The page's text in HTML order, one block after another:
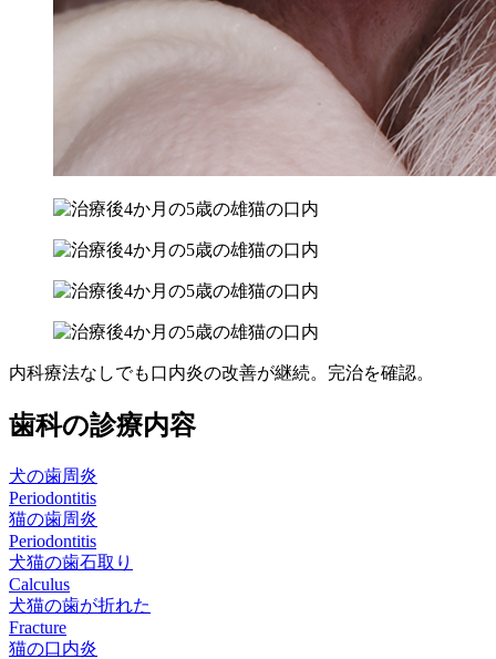
内科療法なしでも口内炎の改善が継続。完治を確認。
歯科の診療内容
犬の歯周炎
Periodontitis
猫の歯周炎
Periodontitis
犬猫の歯石取り
Calculus
犬猫の歯が折れた
Fracture
猫の口内炎